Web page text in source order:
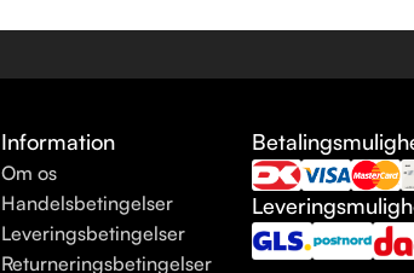
Information
Om os
Handelsbetingelser
Leveringsbetingelser
Returneringsbetingelser